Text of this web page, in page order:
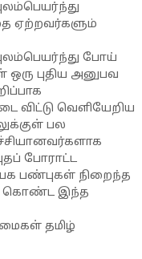
ஏற்றவர்களும்
போய்
புதிய அனுபவ
விட்டு வெளியேறிய
பல
போராட்ட
பண்புகள் நிறைந்த
கொண்ட இந்த
தமிழ்